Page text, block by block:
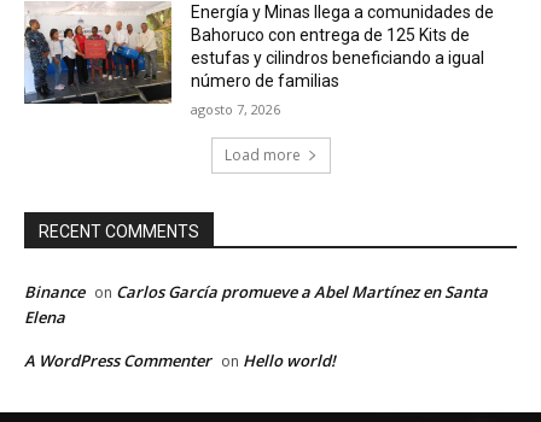
Energía y Minas llega a comunidades de
Bahoruco con entrega de 125 Kits de
estufas y cilindros beneficiando a igual
número de familias
agosto 7, 2026
Load more
RECENT COMMENTS
Binance on Carlos García promueve a Abel Martínez en Santa
Elena
A WordPress Commenter on Hello world!